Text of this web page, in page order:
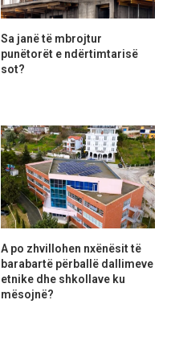
Sa janë të mbrojtur
punëtorët e ndërtimtarisë
sot?
A po zhvillohen nxënësit të
barabartë përballë dallimeve
etnike dhe shkollave ku
mësojnë?